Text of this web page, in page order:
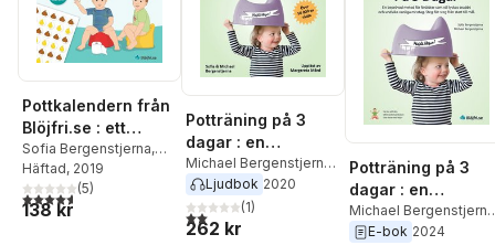
Pottkalendern från
Blöjfri.se : ett
pedagogiskt och
roligt stöd för er
potträning
Sofia Bergenstjerna,
Michael Bergenstjerna
Häftad, 2019
4,6utav 5 stjärnor. Totalt antal röster:
(5)
138 kr
Potträning på 3
dagar : en
beprövad metod
för föräldrar som
vill lyckas snabbt
och undvika
Michael Bergenstjerna ,
Sofia Bergenstjerna
Ljudbok 2020
2,0utav 5 stjärnor. Totalt antal röster:
(1)
262 kr
Potträning på 3
dagar : en
beprövad metod
för föräldrar som
Michael Bergenstjerna
Sofia Bergenstjerna
E-bok 2024